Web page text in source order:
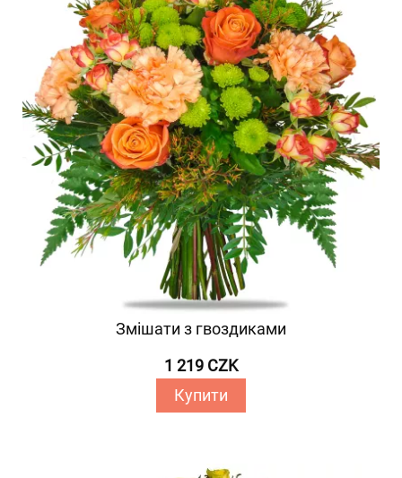
Змішати з гвоздиками
1 219 CZK
Купити